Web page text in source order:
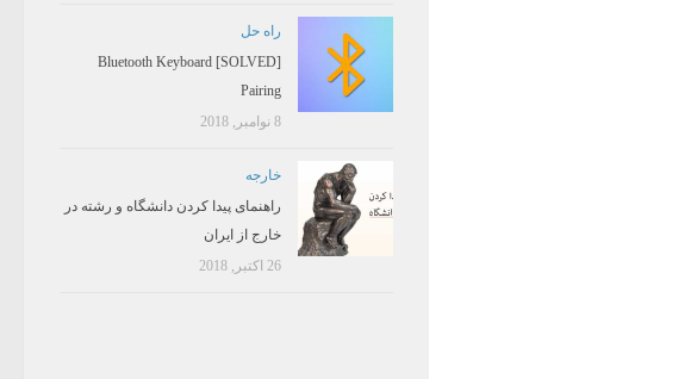
راه حل
[SOLVED] Bluetooth Keyboard
Pairing
8 نوامبر, 2018
خارجه
راهنمای پیدا کردن دانشگاه و رشته در
خارج از ایران
26 اکتبر, 2018